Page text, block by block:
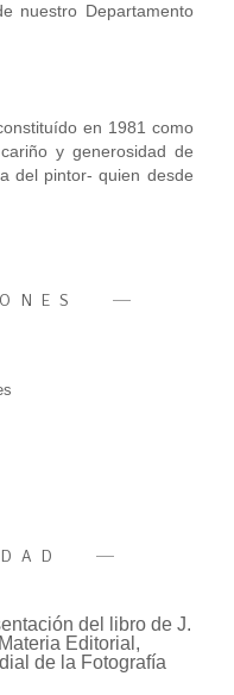
nuestro Departamento
en 1981 como
y generosidad de
del pintor- quien desde